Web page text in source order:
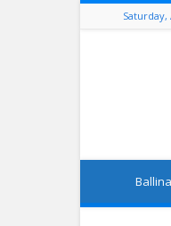
Saturday,
Ballina